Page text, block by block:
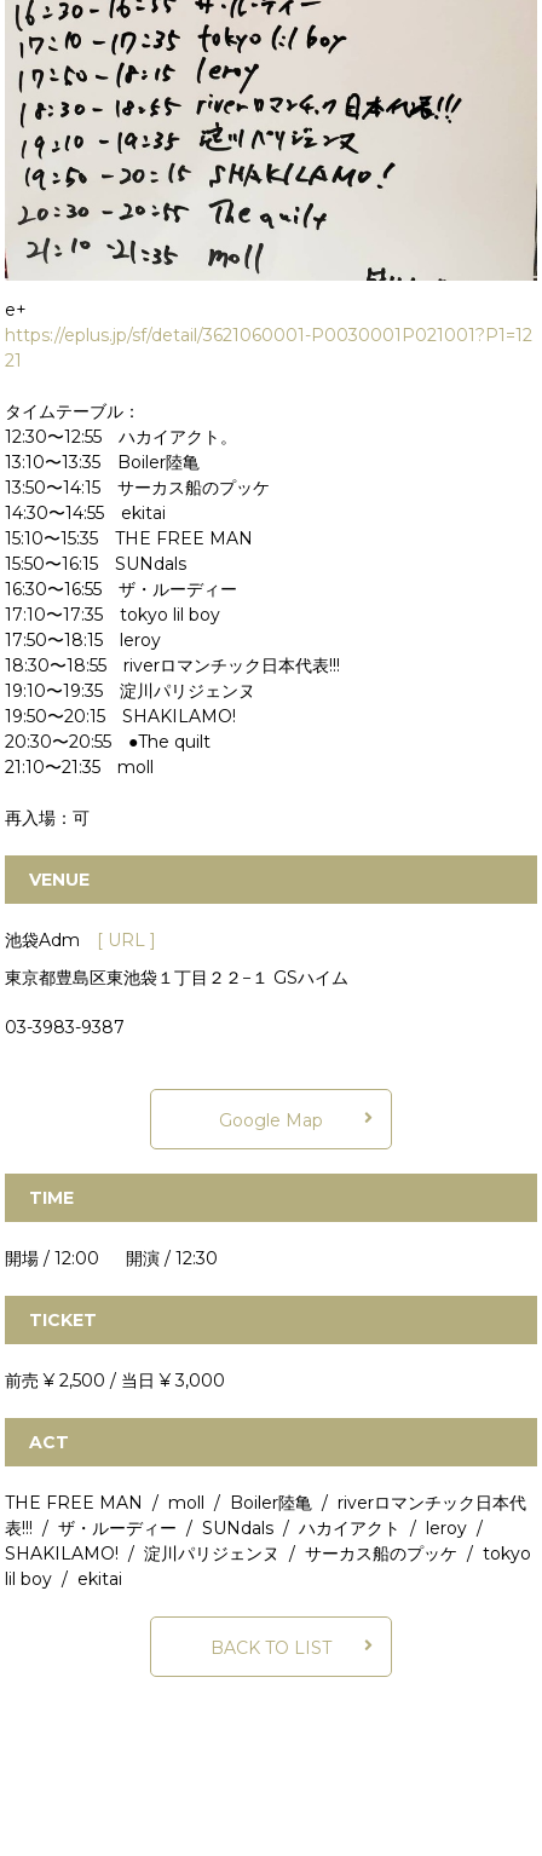
e+
https://eplus.jp/sf/detail/3621060001-P0030001P021001?P1=12
21
タイムテーブル：
12:30〜12:55 ハカイアクト。
13:10〜13:35 Boiler陸亀
13:50〜14:15 サーカス船のプッケ
14:30〜14:55 ekitai
15:10〜15:35 THE FREE MAN
15:50〜16:15 SUNdals
16:30〜16:55 ザ・ルーディー
17:10〜17:35 tokyo lil boy
17:50〜18:15 leroy
18:30〜18:55 riverロマンチック日本代表!!!
19:10〜19:35 淀川パリジェンヌ
19:50〜20:15 SHAKILAMO!
20:30〜20:55 ●The quilt
21:10〜21:35 moll
再入場：可
VENUE
池袋Adm
[ URL ]
東京都豊島区東池袋１丁目２２−１ GSハイム
03-3983-9387
Google Map
TIME
開場 / 12:00 開演 / 12:30
TICKET
前売 ¥ 2,500 / 当日 ¥ 3,000
ACT
THE FREE MAN / moll / Boiler陸亀 / riverロマンチック日本代
表!!! / ザ・ルーディー / SUNdals / ハカイアクト / leroy /
SHAKILAMO! / 淀川パリジェンヌ / サーカス船のプッケ / tokyo
lil boy / ekitai
BACK TO LIST